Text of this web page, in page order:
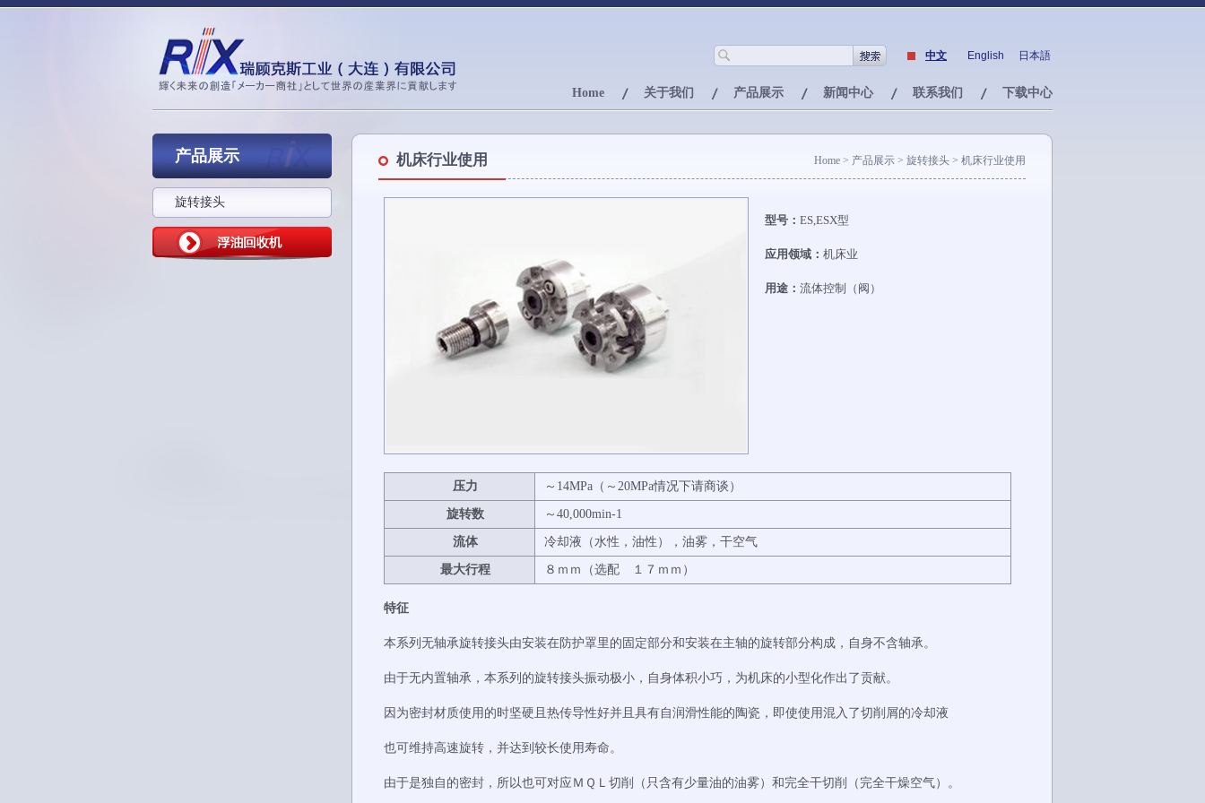
中文 English 日本語
Home 关于我们 产品展示 新闻中心 联系我们 下载中心
产品展示
旋转接头
机床行业使用 Home > 产品展示 > 旋转接头 > 机床行业使用
型号： ES,ESX型
应用领域： 机床业
用途： 流体控制（阀）
压力 ～14MPa（～20MPa情况下请商谈）
旋转数 ～40,000min-1
流体 冷却液（水性，油性），油雾，干空气
最大行程 ８ｍｍ（选配 １７ｍｍ）
特征
本系列无轴承旋转接头由安装在防护罩里的固定部分和安装在主轴的旋转部分构成，自身不含轴承。
由于无内置轴承，本系列的旋转接头振动极小，自身体积小巧，为机床的小型化作出了贡献。
因为密封材质使用的时坚硬且热传导性好并且具有自润滑性能的陶瓷，即使使用混入了切削屑的冷却液
也可维持高速旋转，并达到较长使用寿命。
由于是独自的密封，所以也可对应ＭＱＬ切削（只含有少量油的油雾）和完全干切削（完全干燥空气）。